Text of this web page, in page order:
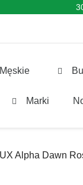
Marki
Alpha Dawn